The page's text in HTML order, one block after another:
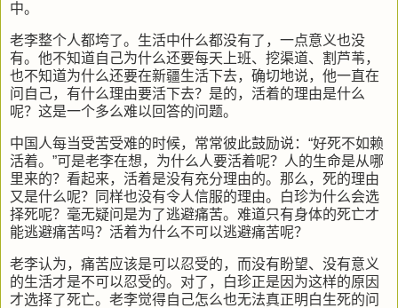
中。
老李整个人都垮了。生活中什么都没有了，一点意义也没
有。他不知道自己为什么还要每天上班、挖渠道、割芦苇，
也不知道为什么还要在新疆生活下去，确切地说，他一直在
问自己，有什么理由要活下去？是的，活着的理由是什么
呢？这是一个多么难以回答的问题。
中国人每当受苦受难的时候，常常彼此鼓励说：“好死不如赖
活着。”可是老李在想，为什么人要活着呢？人的生命是从哪
里来的？看起来，活着是没有充分理由的。那么，死的理由
又是什么呢？同样也没有令人信服的理由。白珍为什么会选
择死呢？毫无疑问是为了逃避痛苦。难道只有身体的死亡才
能逃避痛苦吗？活着为什么不可以逃避痛苦呢？
老李认为，痛苦应该是可以忍受的，而没有盼望、没有意义
的生活才是不可以忍受的。对了，白珍正是因为这样的原因
才选择了死亡。老李觉得自己怎么也无法真正明白生死的问